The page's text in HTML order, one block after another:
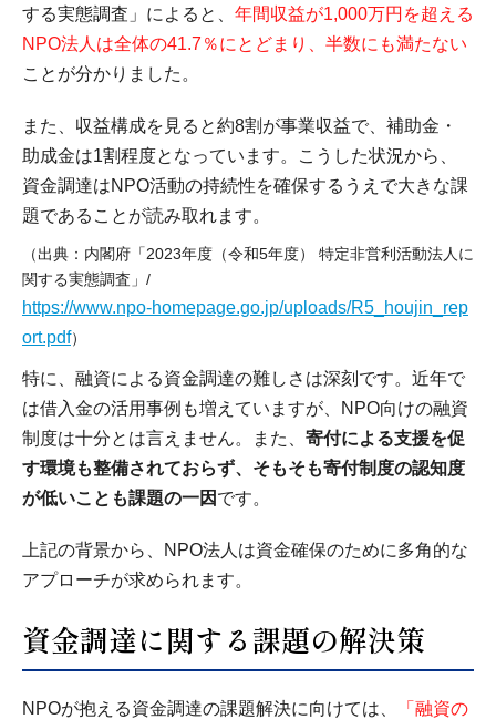
する実態調査」によると、 年間収益が1,000万円を超える
NPO法人は全体の41.7％にとどまり、半数にも満たない
ことが分かりました。
また、収益構成を見ると約8割が事業収益で、補助金・
助成金は1割程度となっています。こうした状況から、
資金調達はNPO活動の持続性を確保するうえで大きな課
題であることが読み取れます。
（出典：内閣府「2023年度（令和5年度） 特定非営利活動法人に
関する実態調査」/
https://www.npo-homepage.go.jp/uploads/R5_houjin_rep
ort.pdf）
特に、融資による資金調達の難しさは深刻です。近年で
は借入金の活用事例も増えていますが、NPO向けの融資
制度は十分とは言えません。また、 寄付による支援を促
す環境も整備されておらず、そもそも寄付制度の認知度
が低いことも課題の一因 です。
上記の背景から、NPO法人は資金確保のために多角的な
アプローチが求められます。
資金調達に関する課題の解決策
NPOが抱える資金調達の課題解決に向けては、
「融資の